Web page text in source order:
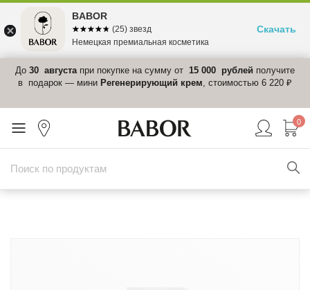
До 30 августапри покупке на сумму от 15 000 рублей получите
в подарок — мини Регенерирующий крем, стоимостью 6 220 ₽
0
BABOR
☆☆☆☆☆
★★★★★ (25) звезд
Немецкая премиальная косметика
Скачать